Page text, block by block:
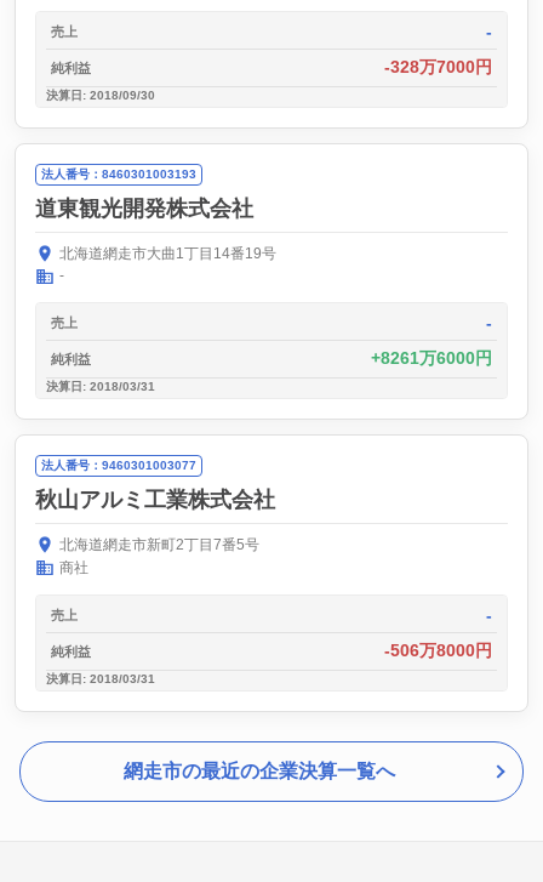
売上 -
純利益 -328万7000円
決算日: 2018/09/30
法人番号：8460301003193
道東観光開発株式会社
北海道網走市大曲1丁目14番19号
-
売上 -
純利益 8261万6000円
決算日: 2018/03/31
法人番号：9460301003077
秋山アルミ工業株式会社
北海道網走市新町2丁目7番5号
商社
売上 -
純利益 -506万8000円
決算日: 2018/03/31
網走市の最近の企業決算一覧へ